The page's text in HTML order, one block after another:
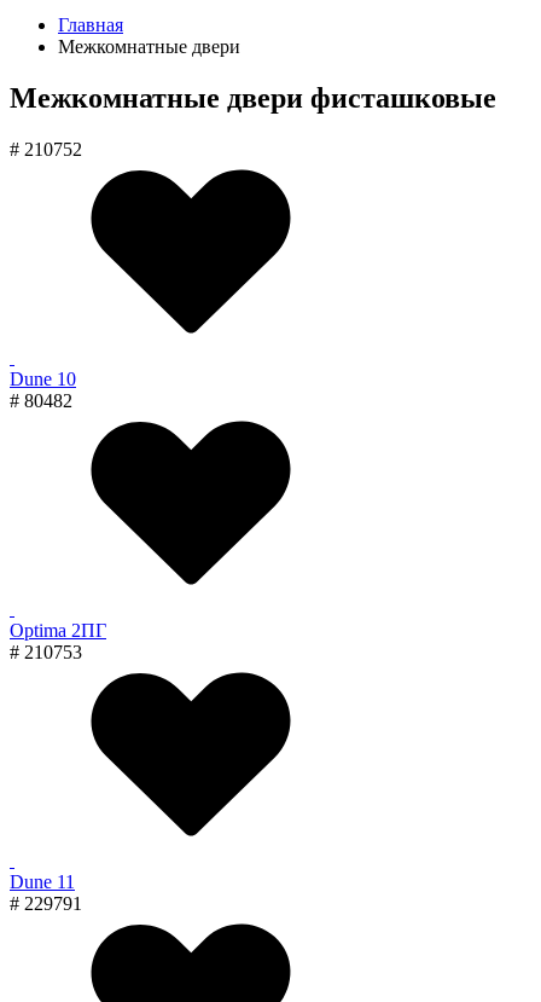
Главная
Межкомнатные двери
Межкомнатные двери фисташковые
# 210752
Dune 10
# 80482
Optima 2ПГ
# 210753
Dune 11
# 229791